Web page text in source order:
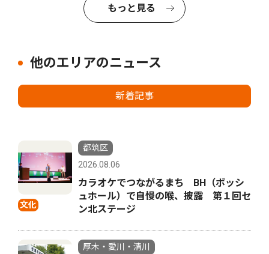
もっと見る
他のエリアのニュース
新着記事
文化
都筑区
2026.08.06
カラオケでつながるまち BH（ボッシ
ュホール）で自慢の喉、披露 第１回セ
ン北ステージ
厚木・愛川・清川